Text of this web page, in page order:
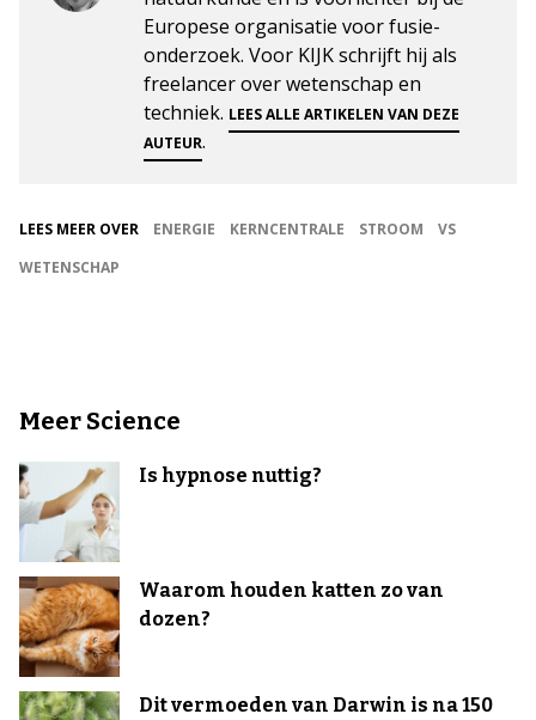
Europese organisatie voor fusie-
onderzoek. Voor KIJK schrijft hij als
freelancer over wetenschap en
techniek. LEES ALLE ARTIKELEN VAN DEZE
AUTEUR.
LEES MEER OVER ENERGIE KERNCENTRALE STROOM
VS
WETENSCHAP
Meer Science
Is hypnose nuttig?
Waarom houden katten zo van
dozen?
Dit vermoeden van Darwin is na 150